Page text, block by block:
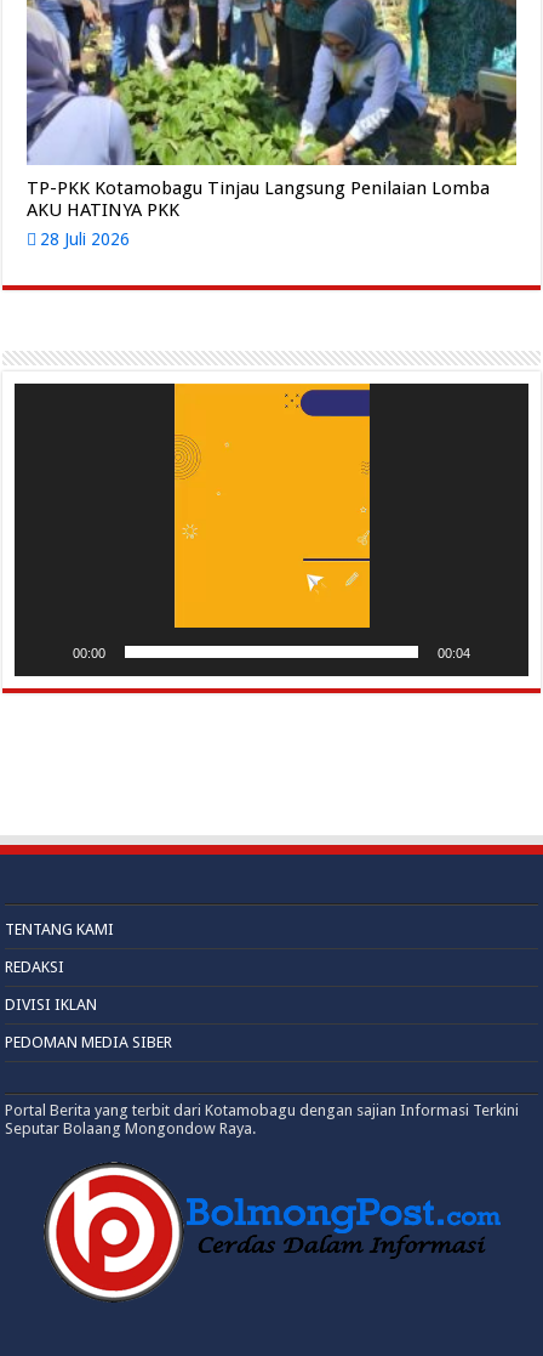
TP-PKK Kotamobagu Tinjau Langsung Penilaian Lomba
AKU HATINYA PKK
28 Juli 2026
00:00 00:04
TENTANG KAMI
REDAKSI
DIVISI IKLAN
PEDOMAN MEDIA SIBER
Portal Berita yang terbit dari Kotamobagu dengan sajian Informasi Terkini
Seputar Bolaang Mongondow Raya.